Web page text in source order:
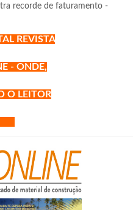
recorde de faturamento -
REVISTA
- ONDE,
O LEITOR